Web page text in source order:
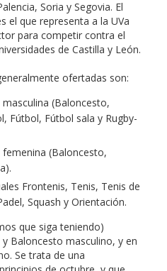
Soria y Segovia. El
el que representa a la UVa
para competir contra el
de Castilla y León.
ofertadas son:
(Baloncesto,
Fútbol, Fútbol sala y Rugby-
(Baloncesto,
Frontenis, Tenis, Tenis de
Squash y Orientación.
que siga teniendo)
Baloncesto masculino, y en
Se trata de una